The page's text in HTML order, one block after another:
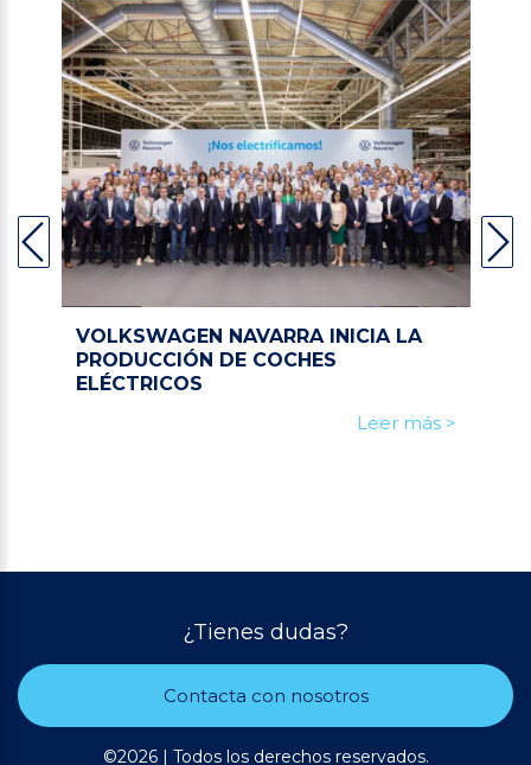
VOLKSWAGEN NAVARRA INICIA LA
PRODUCCIÓN DE COCHES
ELÉCTRICOS
Leer más >
¿Tienes dudas?
Contacta con nosotros
©2026 | Todos los derechos reservados.